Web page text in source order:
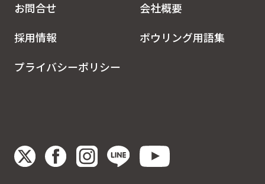
お問合せ
会社概要
採用情報
ボウリング用語集
プライバシーポリシー